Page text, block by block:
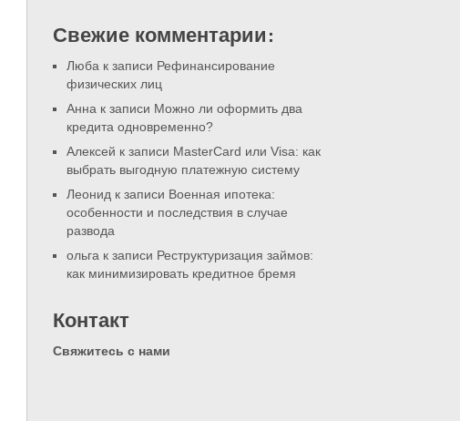
Свежие комментарии:
Люба к записи Рефинансирование
физических лиц
Анна к записи Можно ли оформить два
кредита одновременно?
Алексей к записи MasterCard или Visa: как
выбрать выгодную платежную систему
Леонид к записи Военная ипотека:
особенности и последствия в случае
развода
ольга к записи Реструктуризация займов:
как минимизировать кредитное бремя
Контакт
Свяжитесь с нами